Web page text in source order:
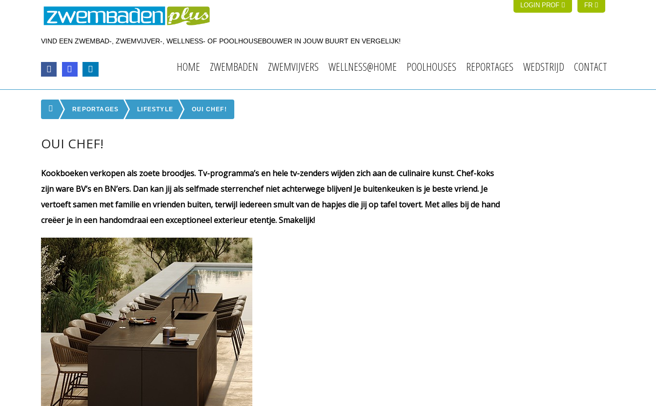
LOGIN PROF FR
VIND EEN ZWEMBAD-, ZWEMVIJVER-, WELLNESS- OF POOLHOUSEBOUWER IN JOUW BUURT EN VERGELIJK!
HOME ZWEMBADEN ZWEMVIJVERS WELLNESS@HOME POOLHOUSES REPORTAGES WEDSTRIJD CONTACT
REPORTAGES LIFESTYLE OUI CHEF!
OUI CHEF!
Kookboeken verkopen als zoete broodjes. Tv-programma’s en hele tv-zenders wijden zich aan de culinaire kunst. Chef-koks
zijn ware BV’s en BN’ers. Dan kan jij als selfmade sterrenchef niet achterwege blijven! Je buitenkeuken is je beste vriend. Je
vertoeft samen met familie en vrienden buiten, terwijl iedereen smult van de hapjes die jij op tafel tovert. Met alles bij de hand
creëer je in een handomdraai een exceptioneel exterieur etentje. Smakelijk!